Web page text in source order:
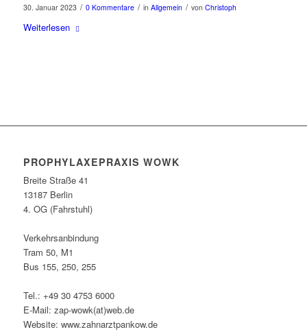
30. Januar 2023 / 0 Kommentare / in Allgemein / von Christoph
Weiterlesen
PROPHYLAXEPRAXIS WOWK
Breite Straße 41
13187 Berlin
4. OG (Fahrstuhl)
Verkehrsanbindung
Tram 50, M1
Bus 155, 250, 255
Tel.: +49 30 4753 6000
E-Mail: zap-wowk(at)web.de
Website: www.zahnarztpankow.de